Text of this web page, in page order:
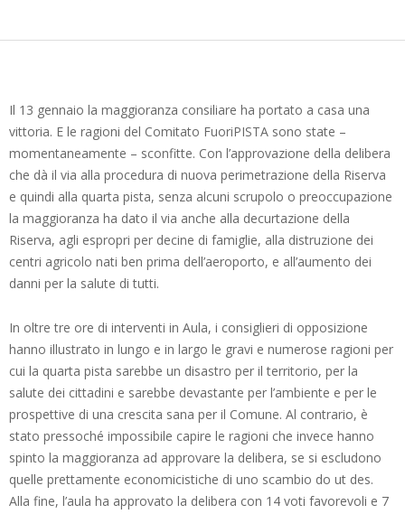
Il 13 gennaio la maggioranza consiliare ha portato a casa una
vittoria. E le ragioni del Comitato FuoriPISTA sono state –
momentaneamente – sconfitte. Con l’approvazione della delibera
che dà il via alla procedura di nuova perimetrazione della Riserva
e quindi alla quarta pista, senza alcuni scrupolo o preoccupazione
la maggioranza ha dato il via anche alla decurtazione della
Riserva, agli espropri per decine di famiglie, alla distruzione dei
centri agricolo nati ben prima dell’aeroporto, e all’aumento dei
danni per la salute di tutti.
In oltre tre ore di interventi in Aula, i consiglieri di opposizione
hanno illustrato in lungo e in largo le gravi e numerose ragioni per
cui la quarta pista sarebbe un disastro per il territorio, per la
salute dei cittadini e sarebbe devastante per l’ambiente e per le
prospettive di una crescita sana per il Comune. Al contrario, è
stato pressoché impossibile capire le ragioni che invece hanno
spinto la maggioranza ad approvare la delibera, se si escludono
quelle prettamente economicistiche di uno scambio do ut des.
Alla fine, l’aula ha approvato la delibera con 14 voti favorevoli e 7